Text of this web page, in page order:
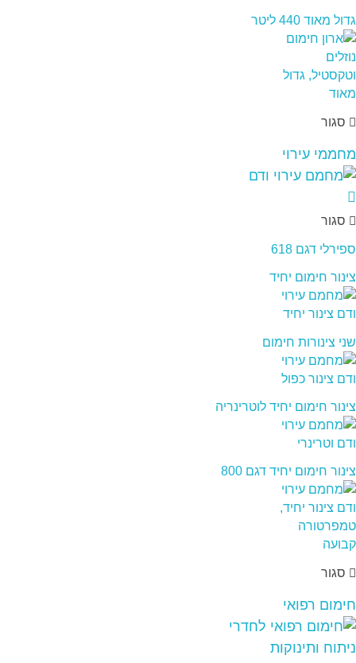
גדול מאוד 440 ליטר
סגור
מחממי עירוי
סגור
ספירלי דגם 618
צינור חימום יחיד
שני צינורות חימום
צינור חימום יחיד לוטרינריה
צינור חימום יחיד דגם 800
סגור
חימום רפואי